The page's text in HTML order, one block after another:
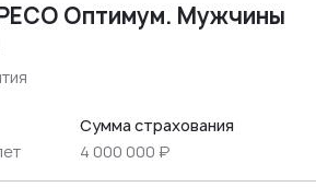
Оптимум. Мужчины
Сумма страхования
4 000 000 ₽